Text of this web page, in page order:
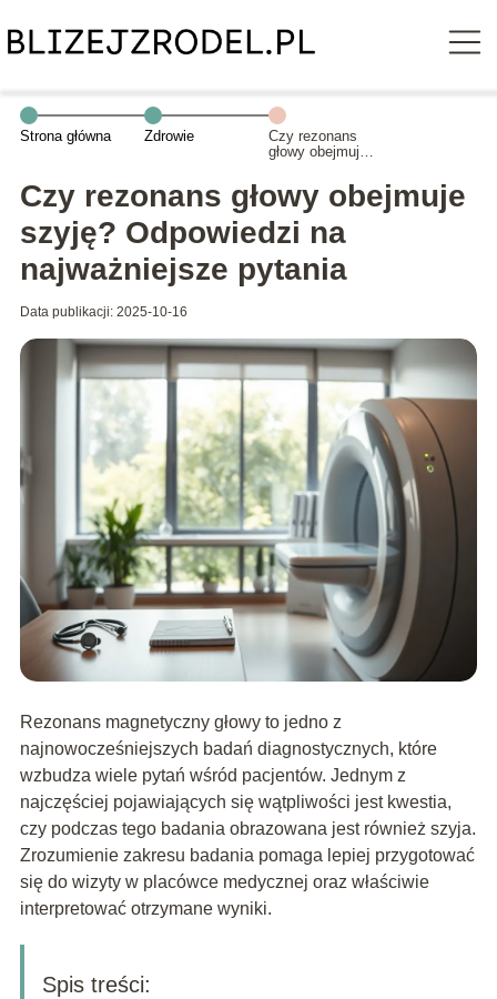
Strona główna Zdrowie
Czy rezonans
głowy obejmuje
Odpowiedzi na
najważniejsze
pytania
Czy rezonans głowy obejmuje
szyję? Odpowiedzi na
najważniejsze pytania
Data publikacji: 2025-10-16
Rezonans magnetyczny głowy to jedno z
najnowocześniejszych badań diagnostycznych, które
wzbudza wiele pytań wśród pacjentów. Jednym z
najczęściej pojawiających się wątpliwości jest kwestia,
czy podczas tego badania obrazowana jest również szyja.
Zrozumienie zakresu badania pomaga lepiej przygotować
się do wizyty w placówce medycznej oraz właściwie
interpretować otrzymane wyniki.
Spis treści: